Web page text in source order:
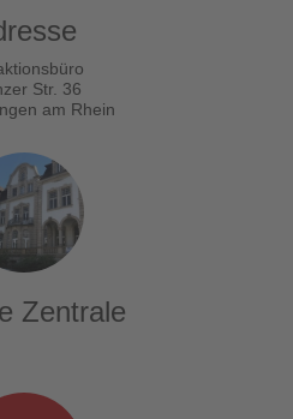
Str. 36
am Rhein
Zentrale